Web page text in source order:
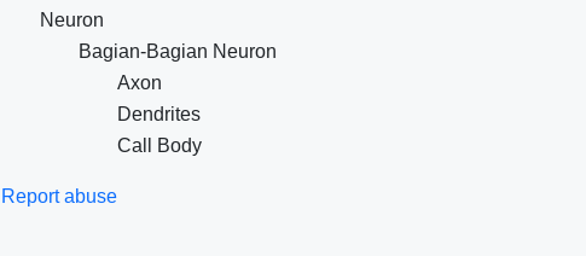
Neuron
Bagian-Bagian Neuron
Axon
Dendrites
Call Body
Report abuse